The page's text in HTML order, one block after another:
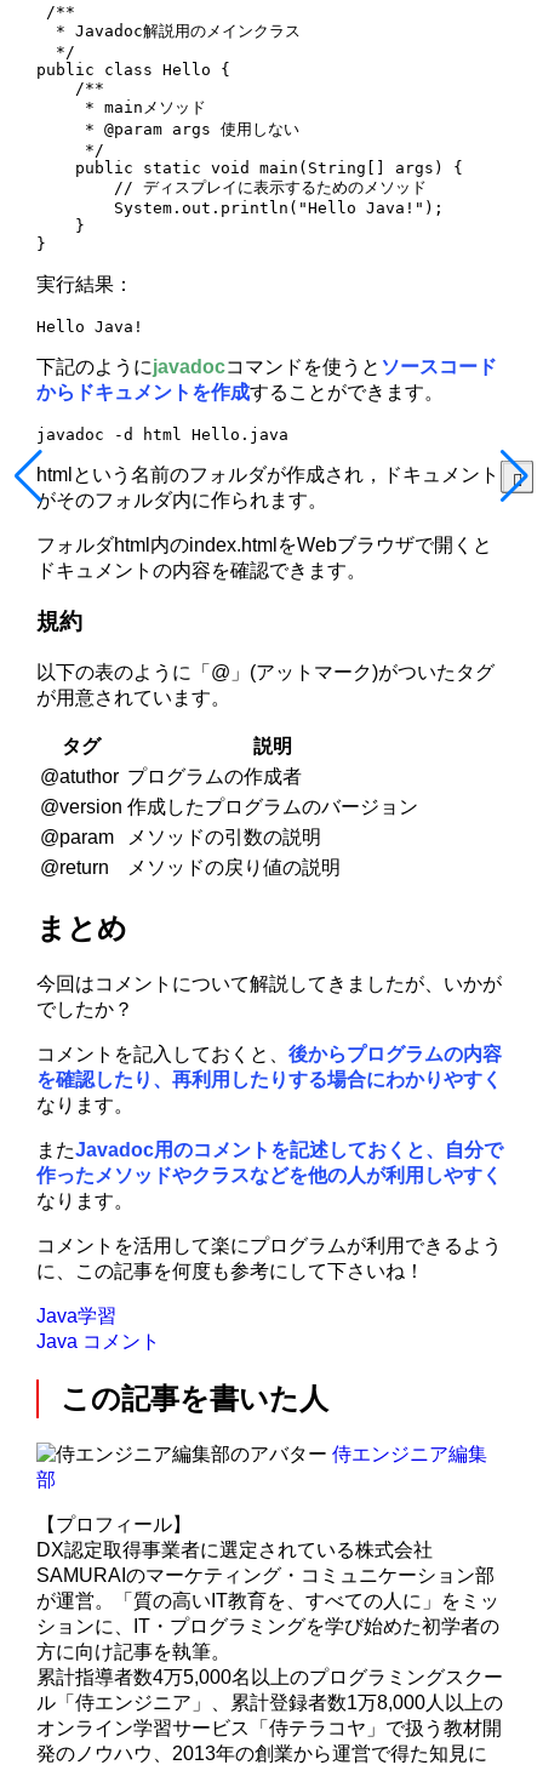
/**
  * Javadoc解説用のメインクラス
  */
public class Hello {
    /**
     * mainメソッド
     * @param args 使用しない
     */
    public static void main(String[] args) {
        // ディスプレイに表示するためのメソッド
        System.out.println("Hello Java!");
    }
}
実行結果：
Hello Java!
下記のようにjavadocコマンドを使うと ソースコード
からドキュメントを作成することができます。
javadoc -d html Hello.java
htmlという名前のフォルダが作成され，ドキュメント
がそのフォルダ内に作られます。
フォルダhtml内のindex.htmlをWebブラウザで開くと
ドキュメントの内容を確認できます。
規約
以下の表のように「@」(アットマーク)がついたタグ
が用意されています。
タグ
説明
@atuthor プログラムの作成者
@version 作成したプログラムのバージョン
@param
メソッドの引数の説明
@return
メソッドの戻り値の説明
まとめ
今回はコメントについて解説してきましたが、いかが
でしたか？
コメントを記入しておくと、後からプログラムの内容
を確認したり、再利用したりする場合にわかりやすく
なります。
またJavadoc用のコメントを記述しておくと、自分で
作ったメソッドやクラスなどを他の人が利用しやすく
なります。
コメントを活用して楽にプログラムが利用できるよう
に、この記事を何度も参考にして下さいね！
Java学習
Java コメント
この記事を書いた人
侍エンジニア編集
部
【プロフィール】
DX認定取得事業者に選定されている株式会社
SAMURAIのマーケティング・コミュニケーション部
が運営。「質の高いIT教育を、すべての人に」をミッ
ションに、IT・プログラミングを学び始めた初学者の
方に向け記事を執筆。
累計指導者数4万5,000名以上のプログラミングスクー
ル「侍エンジニア」、累計登録者数1万8,000人以上の
オンライン学習サービス「侍テラコヤ」で扱う教材開
発のノウハウ、2013年の創業から運営で得た知見に